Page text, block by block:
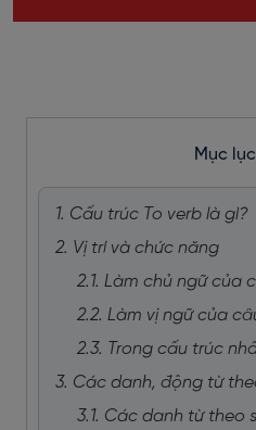
Mục lục
1. Cấu trúc To verb là gì?
2. Vị trí và chức năng
2.1. Làm chủ ngữ của
2.2. Làm vị ngữ của
2.3. Trong cấu trúc
3. Các danh, động từ
3.1. Các danh từ theo